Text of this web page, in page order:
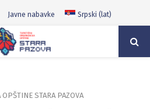
Javne nabavke Srpski (lat)
STARA PAZOVA